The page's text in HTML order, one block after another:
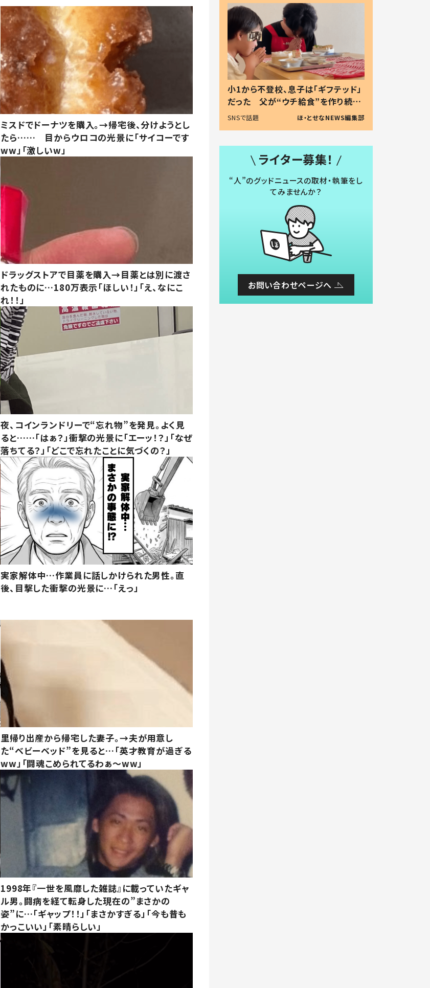
ミスドでドーナツを購入。→帰宅後、分けようとし
たら…… 目からウロコの光景に「サイコーです
ww」「激しいw」
ドラッグストアで目薬を購入→目薬とは別に渡さ
れたものに…180万表示「ほしい！」「え、なにこ
れ！！」
夜、コインランドリーで“忘れ物”を発見。よく見
ると……「はぁ？」衝撃の光景に「エーッ！？」「なぜ
落ちてる？」「どこで忘れたことに気づくの？」
実家解体中…作業員に話しかけられた男性。直
後、目撃した衝撃の光景に…「えっ」
里帰り出産から帰宅した妻子。→夫が用意し
た“ベビーベッド”を見ると…「英才教育が過ぎる
ww」「闘魂こめられてるわぁ～ww」
1998年『一世を風靡した雑誌』に載っていたギャ
ル男。闘病を経て転身した現在の”まさかの
姿”に…「ギャップ！！」「まさかすぎる」「今も昔も
かっこいい」「素晴らしい」
小1から不登校、息子は「ギフテッド」
だった 父が“ウチ給食”を作り続け
る理由とは #令和の親 #令和の子
SNSで話題 ほ・とせなNEWS編集部
ライター募集！
“人”のグッドニュースの取材・執筆をし
てみませんか？
お問い合わせページへ